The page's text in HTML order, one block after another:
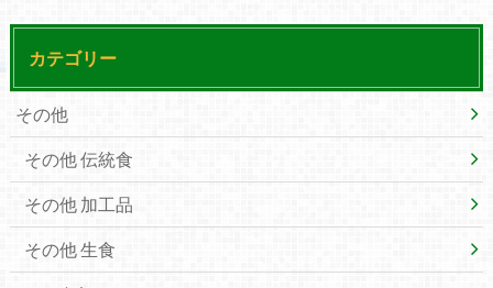
カテゴリー
その他
その他 伝統食
その他 加工品
その他 生食